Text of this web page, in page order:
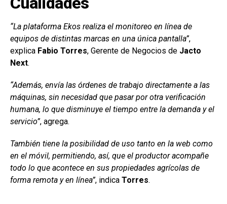
“La plataforma Ekos realiza el monitoreo en línea de
equipos de distintas marcas en una única pantalla”,
explica Fabio Torres, Gerente de Negocios de Jacto
Next.
“Además, envía las órdenes de trabajo directamente a las
máquinas, sin necesidad que pasar por otra verificación
humana, lo que disminuye el tiempo entre la demanda y el
servicio”, agrega.
También tiene la posibilidad de uso tanto en la web como
en el móvil, permitiendo, así, que el productor acompañe
todo lo que acontece en sus propiedades agrícolas de
forma remota y en línea”, indica Torres.